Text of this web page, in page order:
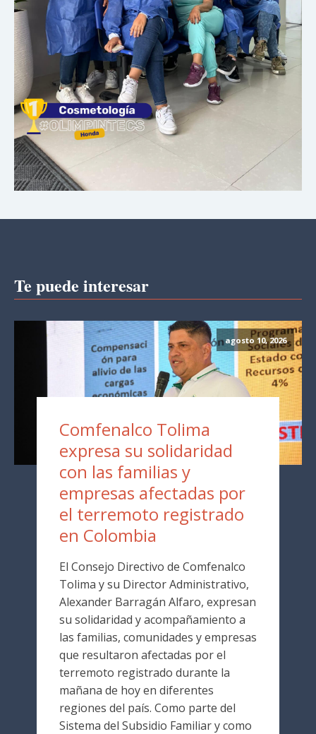
Te puede interesar
agosto 10, 2026
Comfenalco Tolima
expresa su solidaridad
con las familias y
empresas afectadas por
el terremoto registrado
en Colombia
El Consejo Directivo de Comfenalco
Tolima y su Director Administrativo,
Alexander Barragán Alfaro, expresan
su solidaridad y acompañamiento a
las familias, comunidades y empresas
que resultaron afectadas por el
terremoto registrado durante la
mañana de hoy en diferentes
regiones del país. Como parte del
Sistema del Subsidio Familiar y como